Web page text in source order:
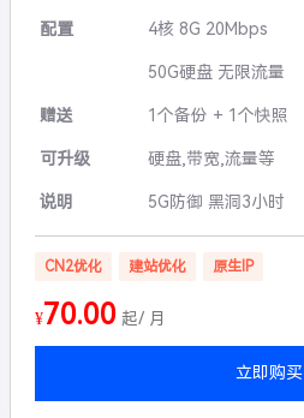
配置 4核 8G 20Mbps
50G硬盘 无限流量
赠送 1个备份 + 1个快照
可升级 硬盘,带宽,流量等
说明 5G防御 黑洞3小时
CN2优化 建站优化 原生IP
¥70.00 起/ 月
立即购买